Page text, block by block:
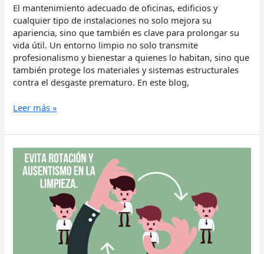
El mantenimiento adecuado de oficinas, edificios y
cualquier tipo de instalaciones no solo mejora su
apariencia, sino que también es clave para prolongar su
vida útil. Un entorno limpio no solo transmite
profesionalismo y bienestar a quienes lo habitan, sino que
también protege los materiales y sistemas estructurales
contra el desgaste prematuro. En este blog,
Leer más »
Los
Tres
Factores
Contribuyen